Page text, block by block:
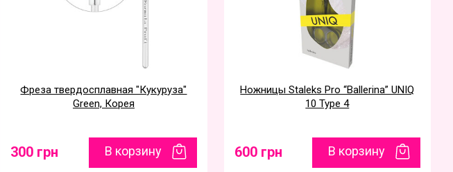
Фреза твердосплавная "Кукуруза"
Green, Корея
300 грн В корзину
Ножницы Staleks Pro “Ballerina” UNIQ
10 Type 4
600 грн В корзину